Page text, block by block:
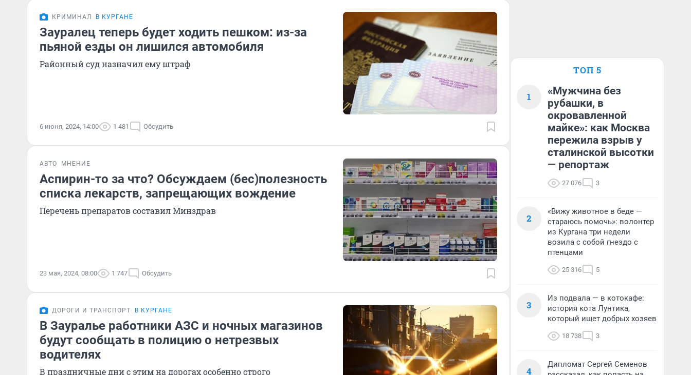
КРИМИНАЛ В КУРГАНЕ
Зауралец теперь будет ходить пешком: из-за
пьяной езды он лишился автомобиля
Районный суд назначил ему штраф
6 июня, 2024, 14:00 1 481 Обсудить
АВТО МНЕНИЕ
Аспирин-то за что? Обсуждаем (бес)полезность
списка лекарств, запрещающих вождение
Перечень препаратов составил Минздрав
23 мая, 2024, 08:00 1 747 Обсудить
ДОРОГИ И ТРАНСПОРТ В КУРГАНЕ
В Зауралье работники АЗС и ночных магазинов
будут сообщать в полицию о нетрезвых
водителях
В праздничные дни с этим на дорогах особенно строго
ТОП 5
1
«Мужчина без
рубашки, в
окровавленной
майке»: как Москва
пережила взрыв у
сталинской высотки
— репортаж
27 076 3
2
«Вижу животное в беде —
стараюсь помочь»: волонтер
из Кургана три недели
возила с собой гнездо с
птенцами
25 316 5
3
Из подвала — в котокафе:
история кота Лунтика,
который ищет добрых хозяев
18 738 3
4
Дипломат Сергей Семенов